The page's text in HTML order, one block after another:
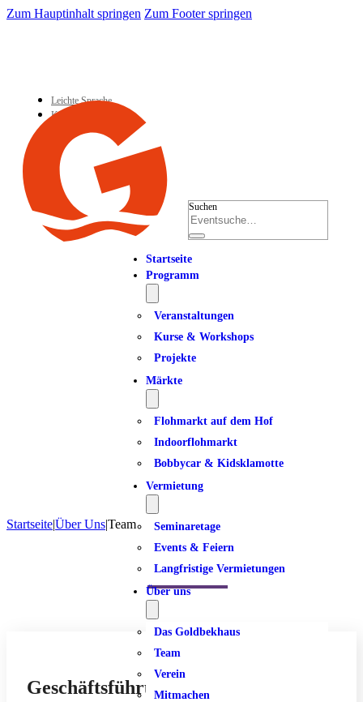
Zum Hauptinhalt springen Zum Footer springen
Leichte Sprache
Kontakt
Suchen
Startseite
Programm
Veranstaltungen
Kurse & Workshops
Projekte
Märkte
Flohmarkt auf dem Hof
Indoorflohmarkt
Bobbycar & Kidsklamotte
Vermietung
Seminaretage
Events & Feiern
Langfristige Vermietungen
Über uns
Das Goldbekhaus
Team
Verein
Mitmachen
Startseite|Über Uns|Team
Team
Geschäfts­führung